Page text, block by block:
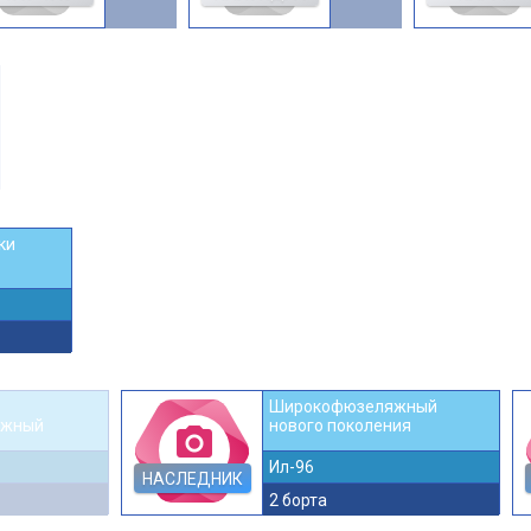
photo_camera
НАСЛЕДНИК
Широкофюзеляжный
нового поколения
Ил-96
2 борта